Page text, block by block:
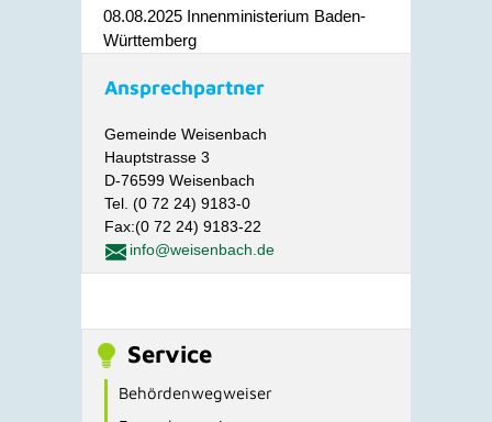
08.08.2025 Innenministerium Baden-
Württemberg
Ansprechpartner
Gemeinde Weisenbach
Hauptstrasse 3
D-76599 Weisenbach
Tel. (0 72 24) 9183-0
Fax:(0 72 24) 9183-22
info@weisenbach.de
Service
Behördenwegweiser